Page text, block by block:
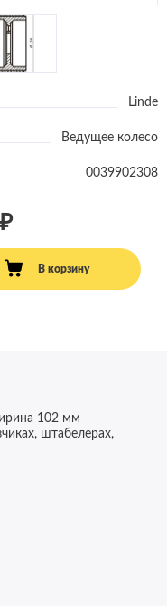
Linde
Ведущее колесо
0039902308
В корзину
102 мм
штабелерах,